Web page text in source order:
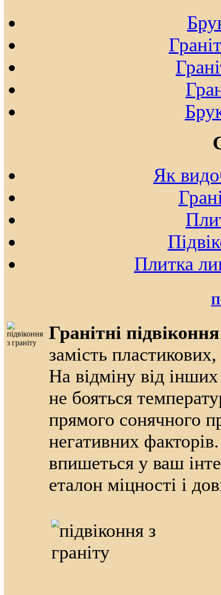
Як
Плитка
Гранітні підвіконня
замість
На відміну від інших
не бояться
прямого сонячного
негативних
впишеться у ваш
еталон міцності і